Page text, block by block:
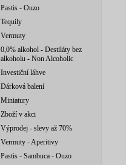
Pastis - Ouzo
Tequily
Vermuty
0,0% alkohol - Destiláty bez
alkoholu - Non Alcoholic
Investiční láhve
Dárková balení
Miniatury
Zboží v akci
Výprodej - slevy až 70%
Vermuty - Aperitivy
Pastis - Sambuca - Ouzo